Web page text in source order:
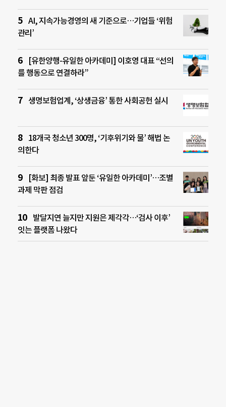
AI, 지속가능경영의 새 기준으로…기업들 ‘위험
관리’
[유한양행-유일한 아카데미] 이호영 대표 “선의
를 행동으로 연결하라”
생명보험업계, ‘상생금융’ 통한 사회공헌 실시
18개국 청소년 300명, ‘기후위기와 물’ 해법 논
의한다
[화보] 최종 발표 앞둔 ‘유일한 아카데미’…조별
과제 막판 점검
발달지연 늘지만 지원은 제각각…‘검사 이후’
잇는 플랫폼 나왔다